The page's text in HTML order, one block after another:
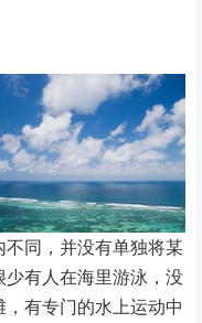
同，并没有单独将某
有人在海里游泳，没
有专门的水上运动中